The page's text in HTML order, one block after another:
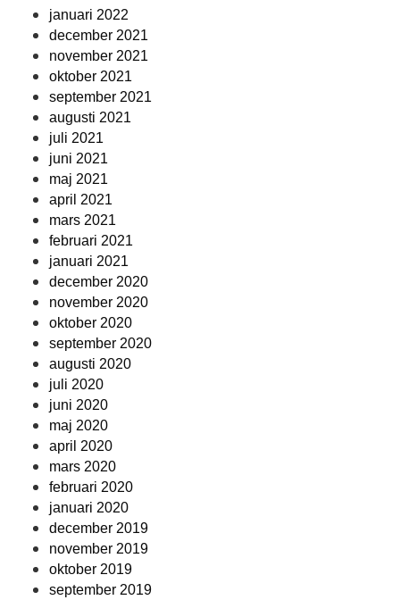
januari 2022
december 2021
november 2021
oktober 2021
september 2021
augusti 2021
juli 2021
juni 2021
maj 2021
april 2021
mars 2021
februari 2021
januari 2021
december 2020
november 2020
oktober 2020
september 2020
augusti 2020
juli 2020
juni 2020
maj 2020
april 2020
mars 2020
februari 2020
januari 2020
december 2019
november 2019
oktober 2019
september 2019